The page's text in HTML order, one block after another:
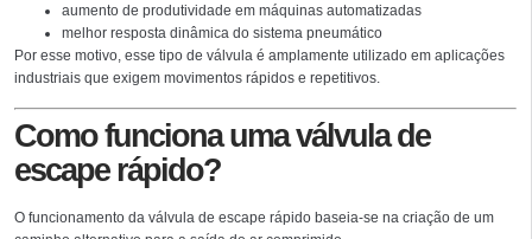
aumento de produtividade em máquinas automatizadas
melhor resposta dinâmica do sistema pneumático
Por esse motivo, esse tipo de válvula é amplamente utilizado em aplicações
industriais que exigem movimentos rápidos e repetitivos.
Como funciona uma válvula de
escape rápido?
O funcionamento da válvula de escape rápido baseia-se na criação de um